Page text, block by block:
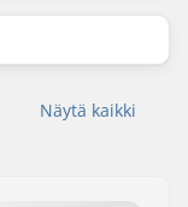
Näytä kaikki